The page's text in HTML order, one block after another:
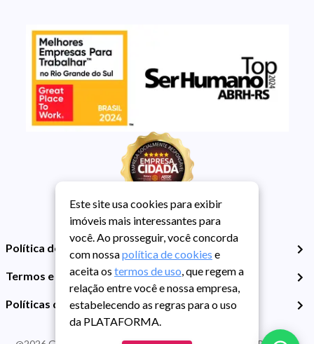
Política de Privacidade
Termos e Condições de Uso
Políticas de Cookies
Este site usa cookies para exibir
imóveis mais interessantes para
você. Ao prosseguir, você concorda
com nossapolítica de cookies e
aceita os termos de uso, que regem a
relação entre você e nossa empresa,
estabelecendo as regras para o uso
da PLATAFORMA.